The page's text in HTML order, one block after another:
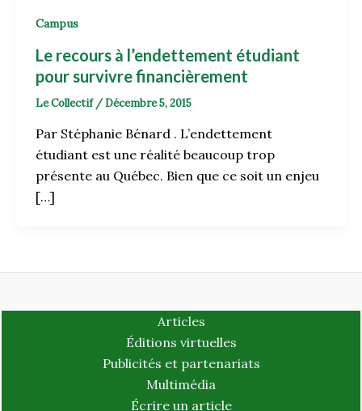
Campus
Le recours à l’endettement étudiant
pour survivre financièrement
Le Collectif /Décembre 5, 2015
Par Stéphanie Bénard . L’endettement
étudiant est une réalité beaucoup trop
présente au Québec. Bien que ce soit un enjeu
[…]
Articles
Éditions virtuelles
Publicités et partenariats
Multimédia
Écrire un article